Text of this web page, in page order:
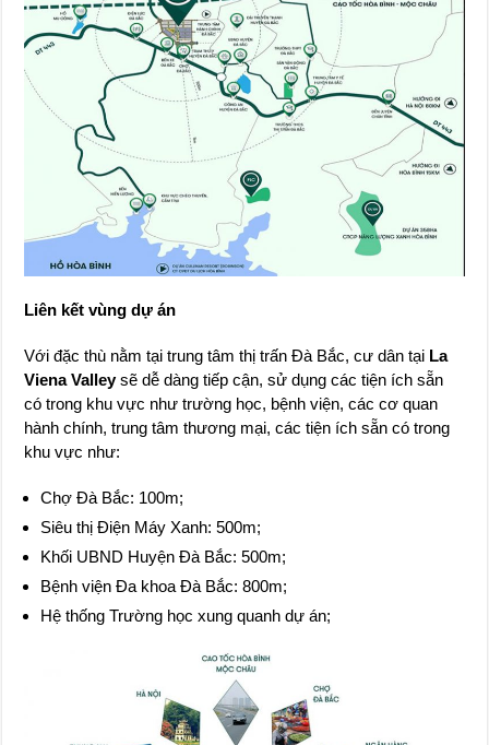
Liên kết vùng dự án
Với đặc thù nằm tại trung tâm thị trấn Đà Bắc, cư dân tại La
Viena Valleysẽ dễ dàng tiếp cận, sử dụng các tiện ích sẵn
có trong khu vực như trường học, bệnh viện, các cơ quan
hành chính, trung tâm thương mại, các tiện ích sẵn có trong
khu vực như:
Chợ Đà Bắc: 100m;
Siêu thị Điện Máy Xanh: 500m;
Khối UBND Huyện Đà Bắc: 500m;
Bệnh viện Đa khoa Đà Bắc: 800m;
Hệ thống Trường học xung quanh dự án;